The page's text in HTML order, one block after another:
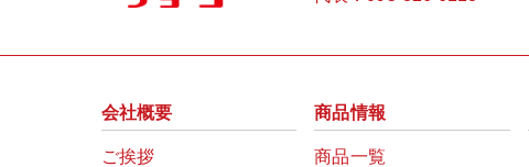
会社概要
ご挨拶
商品情報
商品一覧